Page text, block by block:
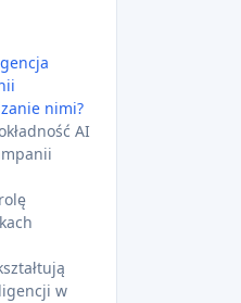
nimi?
AI
w